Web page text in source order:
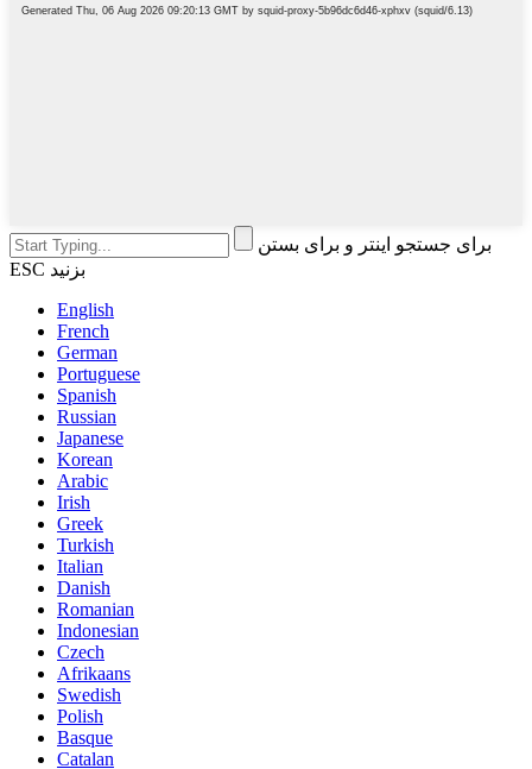
برای جستجو اینتر و برای بستن
ESC بزنید
English
French
German
Portuguese
Spanish
Russian
Japanese
Korean
Arabic
Irish
Greek
Turkish
Italian
Danish
Romanian
Indonesian
Czech
Afrikaans
Swedish
Polish
Basque
Catalan